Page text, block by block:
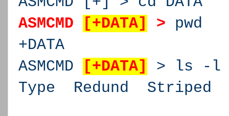
ASMCMD
[+DATA] > pwd
+DATA
ASMCMD
[+DATA]
> ls -l
Type Redund